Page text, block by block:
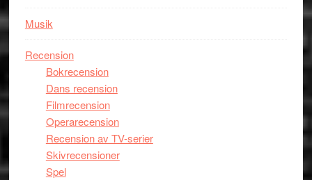
Musik
Recension
Bokrecension
Dans recension
Filmrecension
Operarecension
Recension av TV-serier
Skivrecensioner
Spel